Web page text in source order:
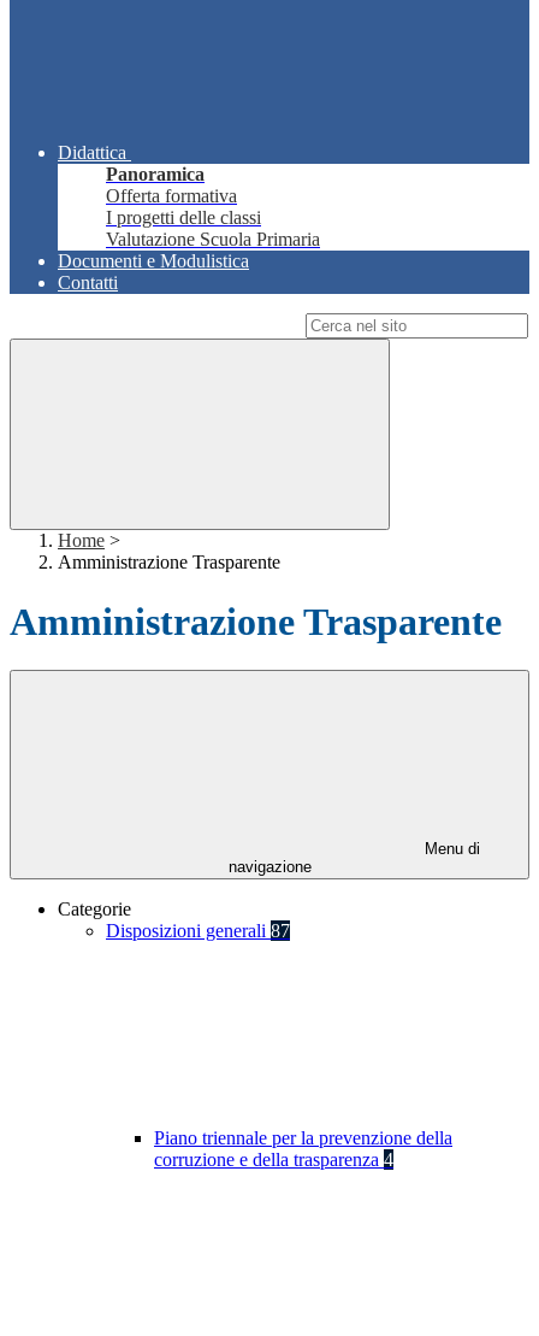
Didattica
Panoramica
Offerta formativa
I progetti delle classi
Valutazione Scuola Primaria
Documenti e Modulistica
Contatti
Home >
Amministrazione Trasparente
Amministrazione Trasparente
Menu di
navigazione
Categorie
Disposizioni generali 87
Piano triennale per la prevenzione della
corruzione e della trasparenza 4